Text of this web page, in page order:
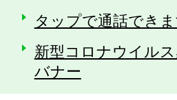
タップで通話できま
新型コロナウイル
バナー